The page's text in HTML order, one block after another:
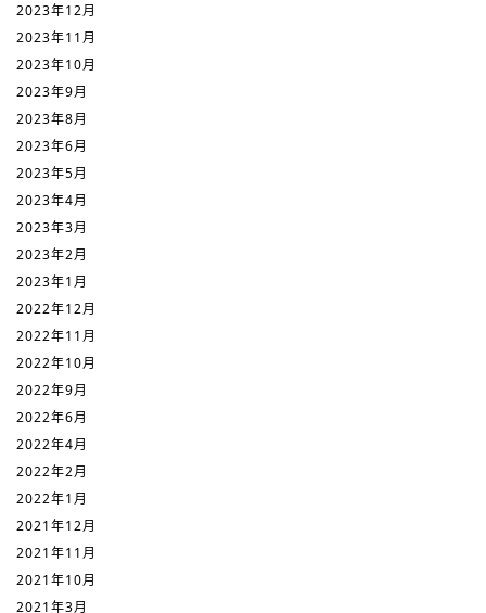
2023年12月
2023年11月
2023年10月
2023年9月
2023年8月
2023年6月
2023年5月
2023年4月
2023年3月
2023年2月
2023年1月
2022年12月
2022年11月
2022年10月
2022年9月
2022年6月
2022年4月
2022年2月
2022年1月
2021年12月
2021年11月
2021年10月
2021年3月